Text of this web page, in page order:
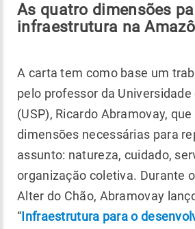
As quatro dimensões
infraestrutura na
A carta tem como base um
pelo professor da
(USP), Ricardo Abramovay,
dimensões necessárias para
assunto: natureza, cuidado,
organização coletiva. Durante
Alter do Chão, Abramovay
“Infraestrutura para o